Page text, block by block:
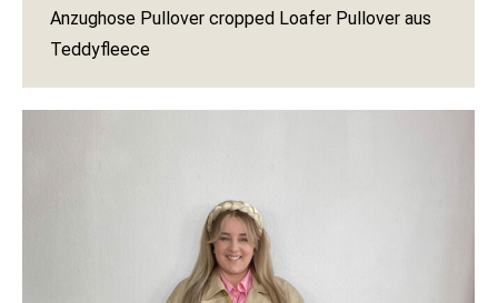
Anzughose Pullover cropped Loafer Pullover aus
Teddyfleece